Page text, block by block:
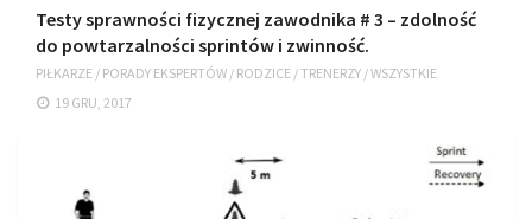
Testy sprawności fizycznej zawodnika # 3 – zdolność
do powtarzalności sprintów i zwinność.
PIŁKARZE / PORADY EKSPERTÓW / RODZICE /TRENERZY /WSZYSTKIE
19 GRU, 2017